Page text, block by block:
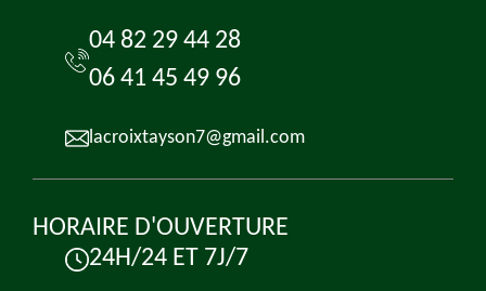
04 82 29 44 28
06 41 45 49 96
lacroixtayson7@gmail.com
HORAIRE D'OUVERTURE
24H/24 ET 7J/7